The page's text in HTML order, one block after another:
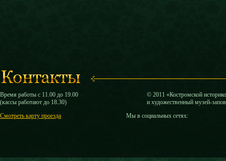
Время работы с 11.00 до 19.00
(кассы работают до 18.30)
Смотреть карту проезда
© 2011 «Костромской
и художественный музей-
Мы в социальных сетях: